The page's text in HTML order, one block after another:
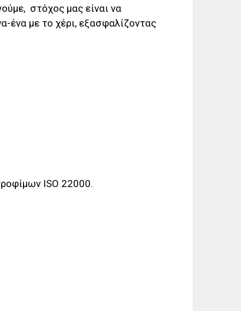
στόχος μας είναι να
ένα με το χέρι, εξασφαλίζοντας
ISO 22000.